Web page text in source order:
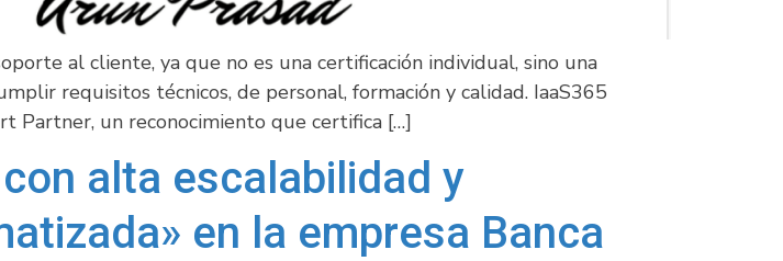
al cliente, ya que no es una certificación individual, sino una
requisitos técnicos, de personal, formación y calidad. IaaS365
Partner, un reconocimiento que certifica […]
alta escalabilidad y
en la empresa Banca